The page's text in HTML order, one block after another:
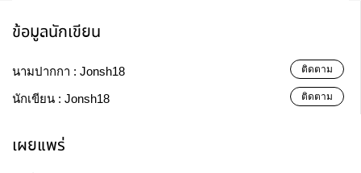
ข้อมูลนักเขียน
นามปากกา : Jonsh18 ติดตาม
นักเขียน : Jonsh18 ติดตาม
เผยแพร่